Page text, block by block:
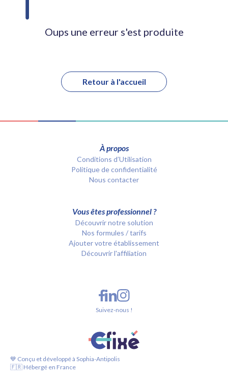
Oups une erreur s'est produite
Retour à l'accueil
À propos
Conditions d’Utilisation
Politique de confidentialité
Nous contacter
Vous êtes professionnel ?
Découvrir notre solution
Nos formules / tarifs
Ajouter votre établissement
Découvrir l'affiliation
💙 Conçu et développé à Sophia-Antipolis
🇫🇷 Hébergé en France
Suivez-nous !